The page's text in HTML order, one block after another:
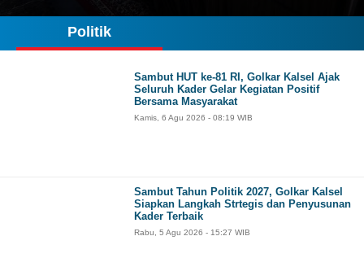
Politik
Sambut HUT ke-81 RI, Golkar Kalsel Ajak
Seluruh Kader Gelar Kegiatan Positif
Bersama Masyarakat
Kamis, 6 Agu 2026 - 08:19 WIB
Sambut Tahun Politik 2027, Golkar Kalsel
Siapkan Langkah Strtegis dan Penyusunan
Kader Terbaik
Rabu, 5 Agu 2026 - 15:27 WIB